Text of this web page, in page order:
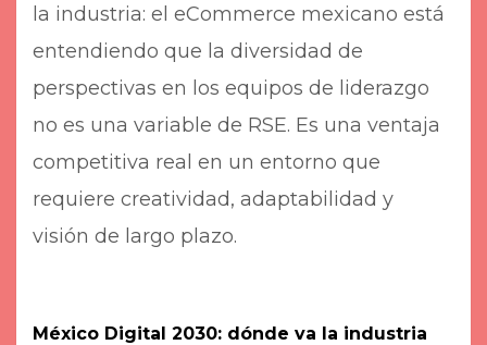
la industria: el eCommerce mexicano está
entendiendo que la diversidad de
perspectivas en los equipos de liderazgo
no es una variable de RSE. Es una ventaja
competitiva real en un entorno que
requiere creatividad, adaptabilidad y
visión de largo plazo.
México Digital 2030: dónde va la industria